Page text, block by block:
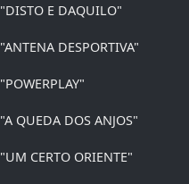
"DISTO E DAQUILO"
"ANTENA DESPORTIVA"
"POWERPLAY"
"A QUEDA DOS ANJOS"
"UM CERTO ORIENTE"